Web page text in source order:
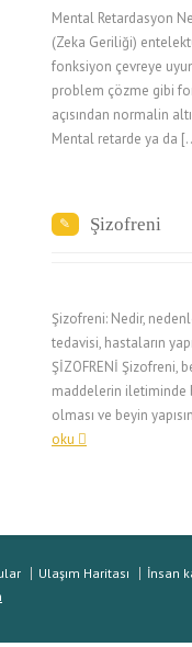
Mental Retardasyon
(Zeka Geriliği)
fonksiyon çevreye
problem çözme gibi
açısından normalin
Mental retarde ya da
Şizofreni
Şizofreni: Nedir,
tedavisi, hastaların
ŞİZOFRENİ Şizofreni,
maddelerin iletiminde
olması ve beyin
oku
Ulaşım Haritası
İnsan